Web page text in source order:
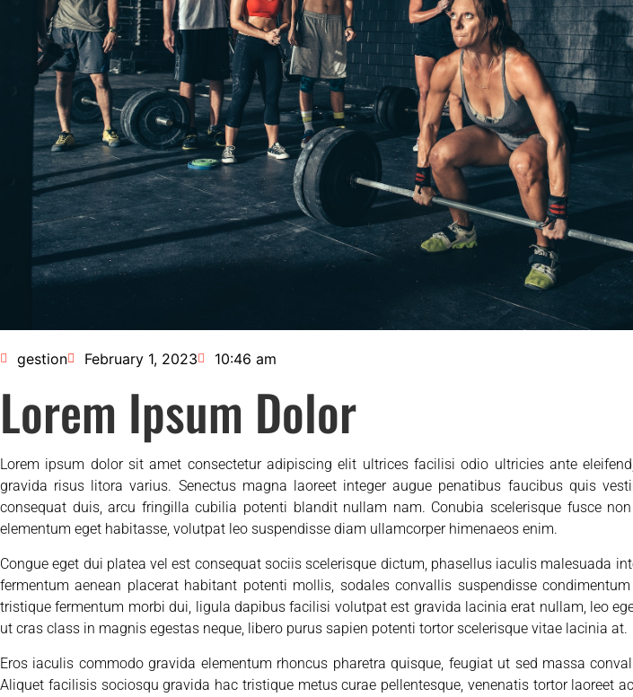
gestion February 1, 2023 10:46 am
Lorem Ipsum Dolor
Lorem ipsum dolor sit amet consectetur adipiscing elit ultrices facilisi odio ultricies ante
gravida risus litora varius. Senectus magna laoreet integer augue penatibus faucibus quis
consequat duis, arcu fringilla cubilia potenti blandit nullam nam. Conubia scelerisque fusce
elementum eget habitasse, volutpat leo suspendisse diam ullamcorper himenaeos enim.
Congue eget dui platea vel est consequat sociis scelerisque dictum, phasellus iaculis malesuada
fermentum aenean placerat habitant potenti mollis, sodales convallis suspendisse
tristique fermentum morbi dui, ligula dapibus facilisi volutpat est gravida lacinia erat nullam, leo
ut cras class in magnis egestas neque, libero purus sapien potenti tortor scelerisque vitae lacinia at.
Eros iaculis commodo gravida elementum rhoncus pharetra quisque, feugiat ut sed massa
Aliquet facilisis sociosqu gravida hac tristique metus curae pellentesque, venenatis tortor laoreet